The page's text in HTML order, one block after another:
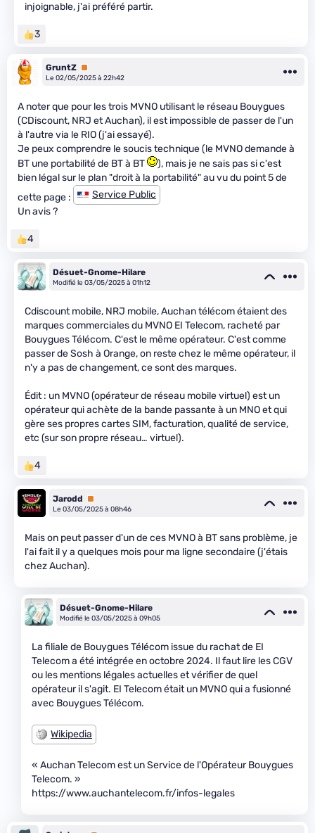
injoignable, j'ai préféré partir.
3
GruntZ Premium
Le 02/05/2025 à 22h42
A noter que pour les trois MVNO utilisant le réseau Bouygues
(CDiscount, NRJ et Auchan), il est impossible de passer de l'un
à l'autre via le RIO (j'ai essayé).
Je peux comprendre le soucis technique (le MVNO demande à
BT une portabilité de BT à BT
), mais je ne sais pas si c'est
bien légal sur le plan "droit à la portabilité" au vu du point 5 de
cette page :
Service Public
Un avis ?
4
Désuet-Gnome-Hilare
Modifié le 03/05/2025 à 01h12
Cdiscount mobile, NRJ mobile, Auchan télécom étaient des
marques commerciales du MVNO EI Telecom, racheté par
Bouygues Télécom. C'est le même opérateur. C'est comme
passer de Sosh à Orange, on reste chez le même opérateur, il
n'y a pas de changement, ce sont des marques.
Édit : un MVNO (opérateur de réseau mobile virtuel) est un
opérateur qui achète de la bande passante à un MNO et qui
gère ses propres cartes SIM, facturation, qualité de service,
etc (sur son propre réseau… virtuel).
4
Jarodd
Premium
Le 03/05/2025 à 08h46
Mais on peut passer d'un de ces MVNO à BT sans problème, je
l'ai fait il y a quelques mois pour ma ligne secondaire (j'étais
chez Auchan).
Désuet-Gnome-Hilare
Modifié le 03/05/2025 à 09h05
La filiale de Bouygues Télécom issue du rachat de EI
Telecom a été intégrée en octobre 2024. Il faut lire les CGV
ou les mentions légales actuelles et vérifier de quel
opérateur il s'agit. EI Telecom était un MVNO qui a fusionné
avec Bouygues Télécom.
Wikipedia
« Auchan Telecom est un Service de l'Opérateur Bouygues
Telecom. »
https://www.auchantelecom.fr/infos-legales